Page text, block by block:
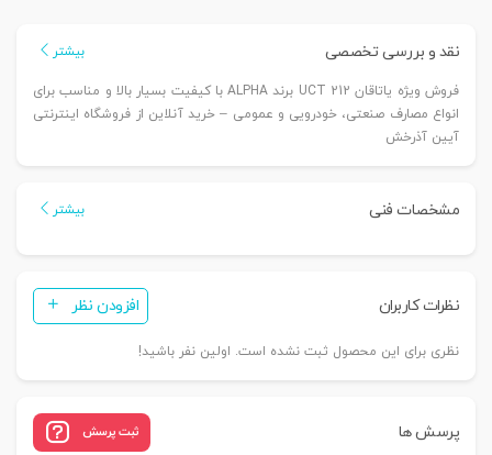
نقد و بررسی تخصصی بیشتر
فروش ویژه یاتاقان UCT 212 برند ALPHA با کیفیت بسیار بالا و مناسب برای
انواع مصارف صنعتی، خودرویی و عمومی – خرید آنلاین از فروشگاه اینترنتی
آیین آذرخش
مشخصات فنی بیشتر
نظرات کاربران افزودن نظر
نظری برای این محصول ثبت نشده است. اولین نفر باشید!
پرسش ها ثبت پرسش